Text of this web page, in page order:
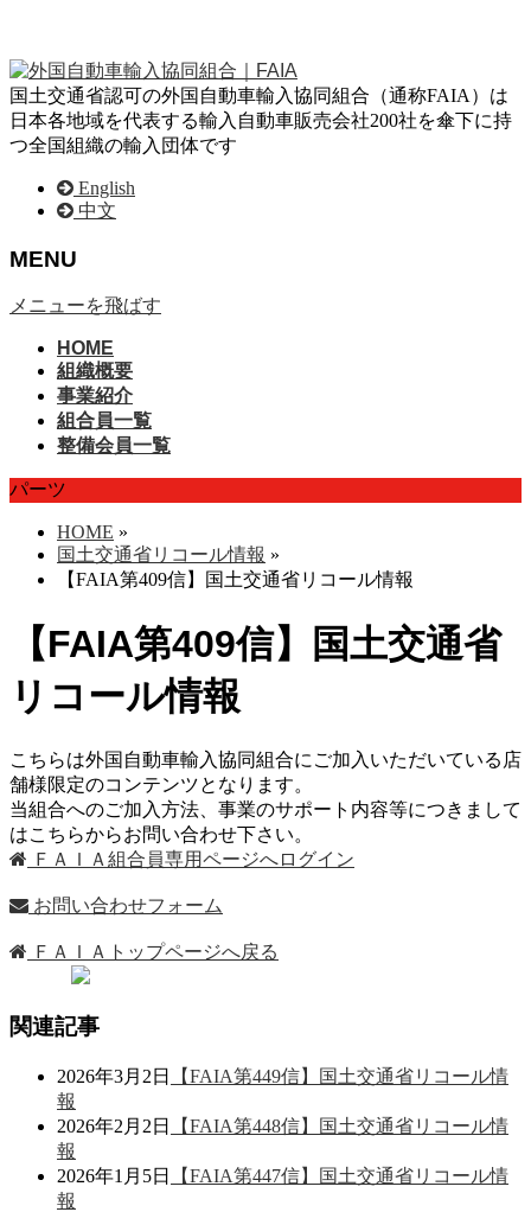
国土交通省認可の外国自動車輸入協同組合（通称FAIA）は
日本各地域を代表する輸入自動車販売会社200社を傘下に持
つ全国組織の輸入団体です
English
中文
MENU
メニューを飛ばす
HOME
組織概要
事業紹介
組合員一覧
整備会員一覧
パーツ
HOME »
国土交通省リコール情報 »
【FAIA第409信】国土交通省リコール情報
【FAIA第409信】国土交通省
リコール情報
こちらは外国自動車輸入協同組合にご加入いただいている店
舗様限定のコンテンツとなります。
当組合へのご加入方法、事業のサポート内容等につきまして
はこちらからお問い合わせ下さい。
ＦＡＩＡ組合員専用ページへログイン
お問い合わせフォーム
ＦＡＩＡトップページへ戻る
関連記事
2026年3月2日
【FAIA第449信】国土交通省リコール情
報
2026年2月2日
【FAIA第448信】国土交通省リコール情
報
2026年1月5日
【FAIA第447信】国土交通省リコール情
報